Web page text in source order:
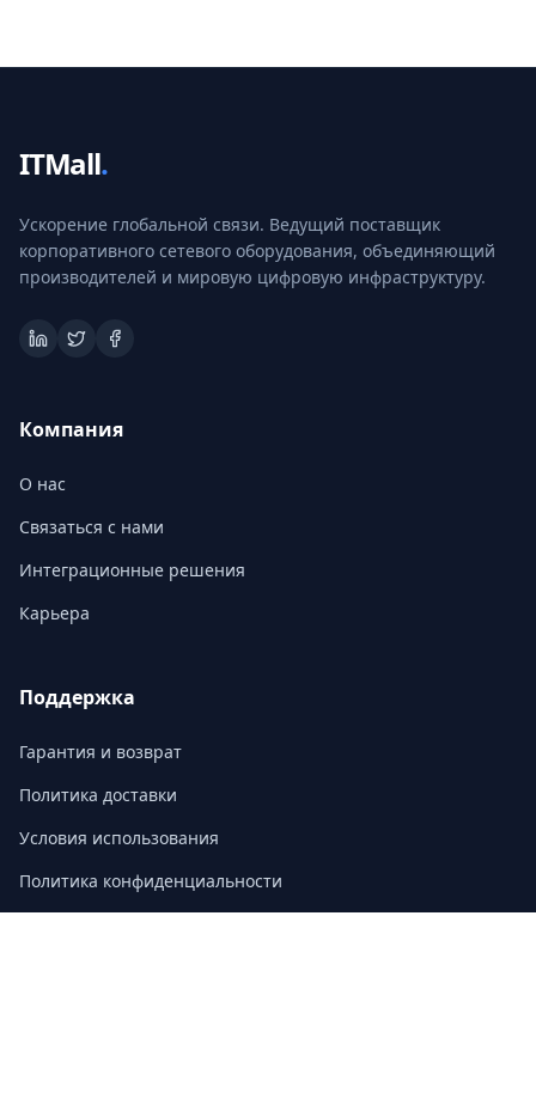
ITMall.
Ускорение глобальной связи. Ведущий поставщик
корпоративного сетевого оборудования, объединяющий
производителей и мировую цифровую инфраструктуру.
Компания
О нас
Связаться с нами
Интеграционные решения
Карьера
Поддержка
Гарантия и возврат
Политика доставки
Условия использования
Политика конфиденциальности